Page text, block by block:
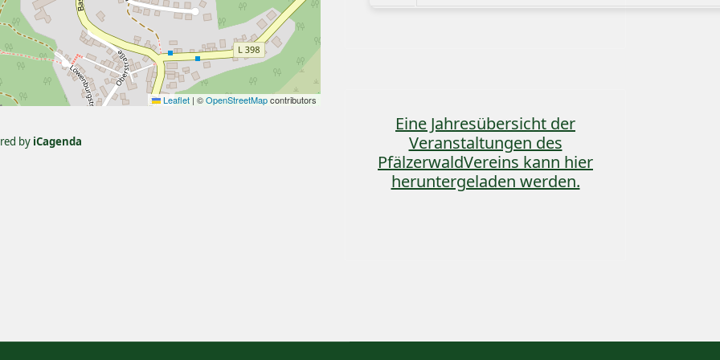
Leaflet | ©OpenStreetMapcontributors
by iCagenda
Eine Jahresübersicht der
Veranstaltungen des
PfälzerwaldVereins kann hier
heruntergeladen werden.